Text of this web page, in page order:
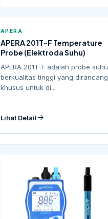
APERA
APERA 201T-F Temperature
Probe (Elektroda Suhu)
APERA 201T-F adalah probe suhu
berkualitas tinggi yang dirancang
khusus untuk di...
Lihat Detail